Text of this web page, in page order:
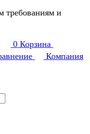
требованиям и
0 Корзина
Компания